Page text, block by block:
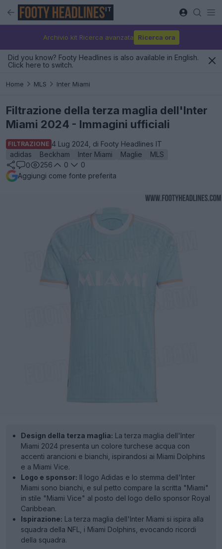
IT
Archivio kit Ricerca avanzata Ricerca ora
Did you know? Footy Headlines is also available in English.
Click here to switch.
Home MLS Inter Miami
Filtrazione della terza maglia dell'Inter
Miami 2024 - Immagini ufficiali
FILTRAZIONE 4 Lug 2024, di Footy Headlines IT
adidas
Beckham Inter Miami Maglie
MLS
0
256 0
0
Aggiungi come fonte preferita
Design della terza maglia: La terza maglia dell'Inter
Miami 2024 presenta un colore turchese acqua con
accenti arancioni e bianchi, ispirandosi ai Miami Dolphins
e a Miami Vice.
Logo e sponsor: Il logo Adidas e lo stemma dell'Inter
Miami sono bianchi, e sul petto compare la scritta "Miami"
in stile "Miami Vice" al posto del logo dello sponsor Royal
Caribbean.
Ispirazione: La terza maglia dell'Inter Miami si ispira alla
squadra della NFL, i Miami Dolphins, evocando ricordi
della squadra.